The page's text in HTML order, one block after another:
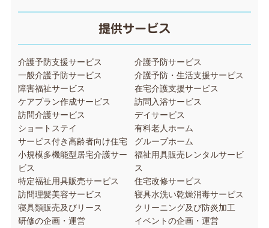
提供サービス
介護予防支援サービス
介護予防サービス
一般介護予防サービス
介護予防・生活支援サービス
障害福祉サービス
在宅介護支援サービス
ケアプラン作成サービス
訪問入浴サービス
訪問介護サービス
デイサービス
ショートステイ
有料老人ホーム
サービス付き高齢者向け住宅
グループホーム
小規模多機能型居宅介護サー
ビス
福祉用具販売レンタルサービ
ス
特定福祉用具販売サービス
住宅改修サービス
訪問理髪美容サービス
寝具水洗い乾燥消毒サービス
寝具類販売及びリース
クリーニング及び防炎加工
研修の企画・運営
イベントの企画・運営